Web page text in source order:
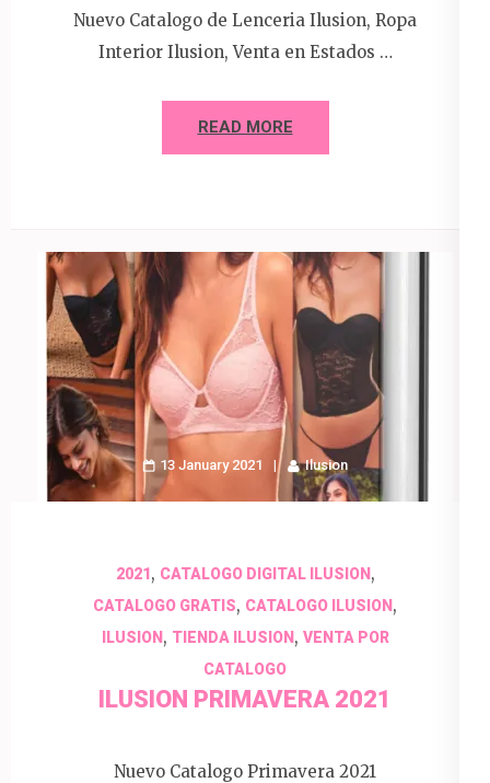
Nuevo Catalogo de Lenceria Ilusion, Ropa
Interior Ilusion, Venta en Estados …
READ MORE
13 January 2021 Ilusion
2021, CATALOGO DIGITAL ILUSION,
CATALOGO GRATIS, CATALOGO ILUSION ,
ILUSION, TIENDA ILUSION, VENTA POR
CATALOGO
ILUSION PRIMAVERA 2021
Nuevo Catalogo Primavera 2021